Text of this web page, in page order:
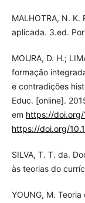
MALHOTRA, N.
aplicada. 3.ed.
MOURA, D. H.;
formação
e contradições
Educ. [online].
em https://
https://doi.org/
SILVA, T. T. da.
às teorias do
YOUNG, M.